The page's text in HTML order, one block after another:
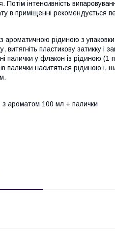
Потім інтенсивність
в приміщенні рекомендується
ароматичною рідиною з
витягніть пластикову затикку і
палички у флакон із рідиною (1
палички наситяться рідиною і,
з ароматом 100 мл + палички